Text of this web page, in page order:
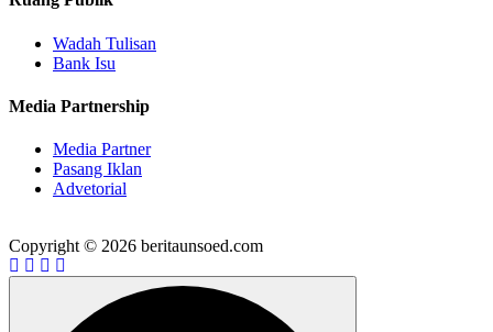
Wadah Tulisan
Bank Isu
Media Partnership
Media Partner
Pasang Iklan
Advetorial
Copyright © 2026 beritaunsoed.com